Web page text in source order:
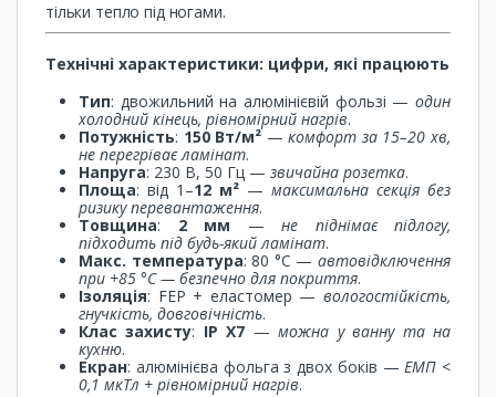
тільки тепло під ногами.
Технічні характеристики: цифри, які працюють
Тип: двожильний на алюмінієвій фользі — один
холодний кінець, рівномірний нагрів.
Потужність: 150 Вт/м² —комфорт за 15–20 хв,
не перегріває ламінат.
Напруга: 230 В, 50 Гц — звичайна розетка.
Площа: від 1–12 м² — максимальна секція без
ризику перевантаження.
Товщина: 2 мм — не піднімає підлогу,
підходить під будь-який ламінат.
Макс. температура: 80 °C —автовідключення
при +85 °C — безпечно для покриття.
Ізоляція: FEP + еластомер — вологостійкість,
гнучкість, довговічність.
Клас захисту: IP X7 —можна у ванну та на
кухню.
Екран: алюмінієва фольга з двох боків —ЕМП <
0,1 мкТл + рівномірний нагрів.